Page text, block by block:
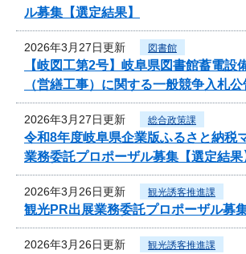
ル募集【選定結果】
2026年3月27日更新 図書館
【岐図工第2号】岐阜県図書館蓄電設
（営繕工事）に関する一般競争入札公
2026年3月27日更新 総合政策課
令和8年度岐阜県企業版ふるさと納税
業務委託プロポーザル募集【選定結果
2026年3月26日更新 観光誘客推進課
観光PR出展業務委託プロポーザル募
2026年3月26日更新 観光誘客推進課